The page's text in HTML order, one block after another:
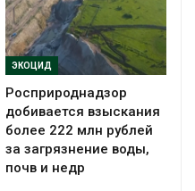
ЭКОЦИД
Росприроднадзор
добивается взыскания
более 222 млн рублей
за загрязнение воды,
почв и недр